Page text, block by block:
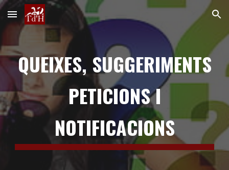
Skip to main content Skip to navigation
QUEIXES, SUGGERIMENTS
PETICIONS I
NOTIFICACIONS